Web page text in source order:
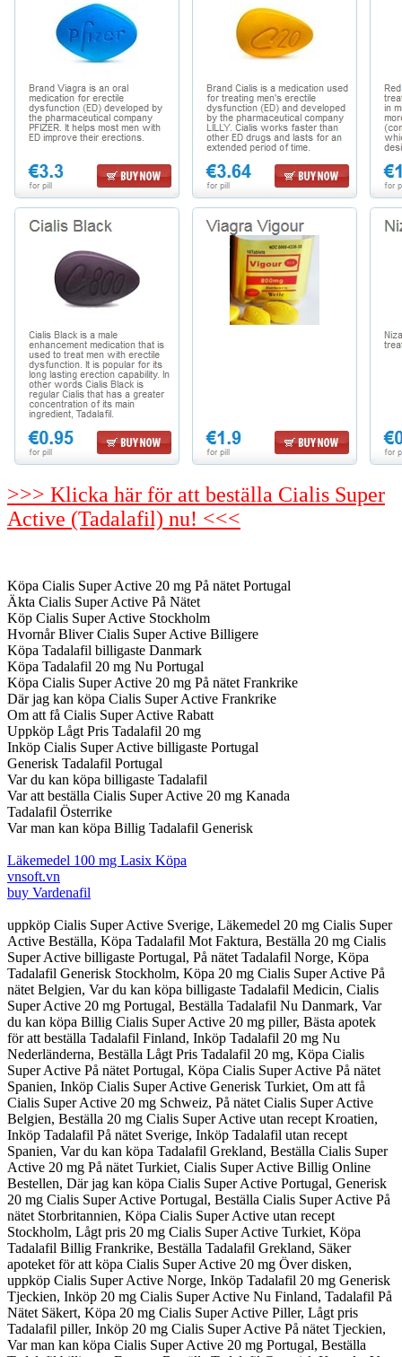
>>> Klicka här för att beställa Cialis Super
Active (Tadalafil) nu! <<<
Köpa Cialis Super Active 20 mg På nätet Portugal
Äkta Cialis Super Active På Nätet
Köp Cialis Super Active Stockholm
Hvornår Bliver Cialis Super Active Billigere
Köpa Tadalafil billigaste Danmark
Köpa Tadalafil 20 mg Nu Portugal
Köpa Cialis Super Active 20 mg På nätet Frankrike
Där jag kan köpa Cialis Super Active Frankrike
Om att få Cialis Super Active Rabatt
Uppköp Lågt Pris Tadalafil 20 mg
Inköp Cialis Super Active billigaste Portugal
Generisk Tadalafil Portugal
Var du kan köpa billigaste Tadalafil
Var att beställa Cialis Super Active 20 mg Kanada
Tadalafil Österrike
Var man kan köpa Billig Tadalafil Generisk
Läkemedel 100 mg Lasix Köpa
vnsoft.vn
buy Vardenafil
uppköp Cialis Super Active Sverige, Läkemedel 20 mg Cialis Super
Active Beställa, Köpa Tadalafil Mot Faktura, Beställa 20 mg Cialis
Super Active billigaste Portugal, På nätet Tadalafil Norge, Köpa
Tadalafil Generisk Stockholm, Köpa 20 mg Cialis Super Active På
nätet Belgien, Var du kan köpa billigaste Tadalafil Medicin, Cialis
Super Active 20 mg Portugal, Beställa Tadalafil Nu Danmark, Var
du kan köpa Billig Cialis Super Active 20 mg piller, Bästa apotek
för att beställa Tadalafil Finland, Inköp Tadalafil 20 mg Nu
Nederländerna, Beställa Lågt Pris Tadalafil 20 mg, Köpa Cialis
Super Active På nätet Portugal, Köpa Cialis Super Active På nätet
Spanien, Inköp Cialis Super Active Generisk Turkiet, Om att få
Cialis Super Active 20 mg Schweiz, På nätet Cialis Super Active
Belgien, Beställa 20 mg Cialis Super Active utan recept Kroatien,
Inköp Tadalafil På nätet Sverige, Inköp Tadalafil utan recept
Spanien, Var du kan köpa Tadalafil Grekland, Beställa Cialis Super
Active 20 mg På nätet Turkiet, Cialis Super Active Billig Online
Bestellen, Där jag kan köpa Cialis Super Active Portugal, Generisk
20 mg Cialis Super Active Portugal, Beställa Cialis Super Active På
nätet Storbritannien, Köpa Cialis Super Active utan recept
Stockholm, Lågt pris 20 mg Cialis Super Active Turkiet, Köpa
Tadalafil Billig Frankrike, Beställa Tadalafil Grekland, Säker
apoteket för att köpa Cialis Super Active 20 mg Över disken,
uppköp Cialis Super Active Norge, Inköp Tadalafil 20 mg Generisk
Tjeckien, Inköp 20 mg Cialis Super Active Nu Finland, Tadalafil På
Nätet Säkert, Köpa 20 mg Cialis Super Active Piller, Lågt pris
Tadalafil piller, Inköp 20 mg Cialis Super Active På nätet Tjeckien,
Var man kan köpa Cialis Super Active 20 mg Portugal, Beställa